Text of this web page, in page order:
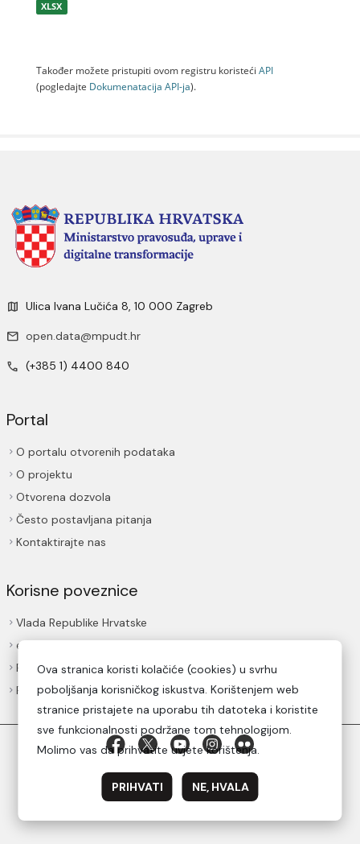
XLSX
Također možete pristupiti ovom registru koristeći API
(pogledajte Dokumenаtаcijа API-jа).